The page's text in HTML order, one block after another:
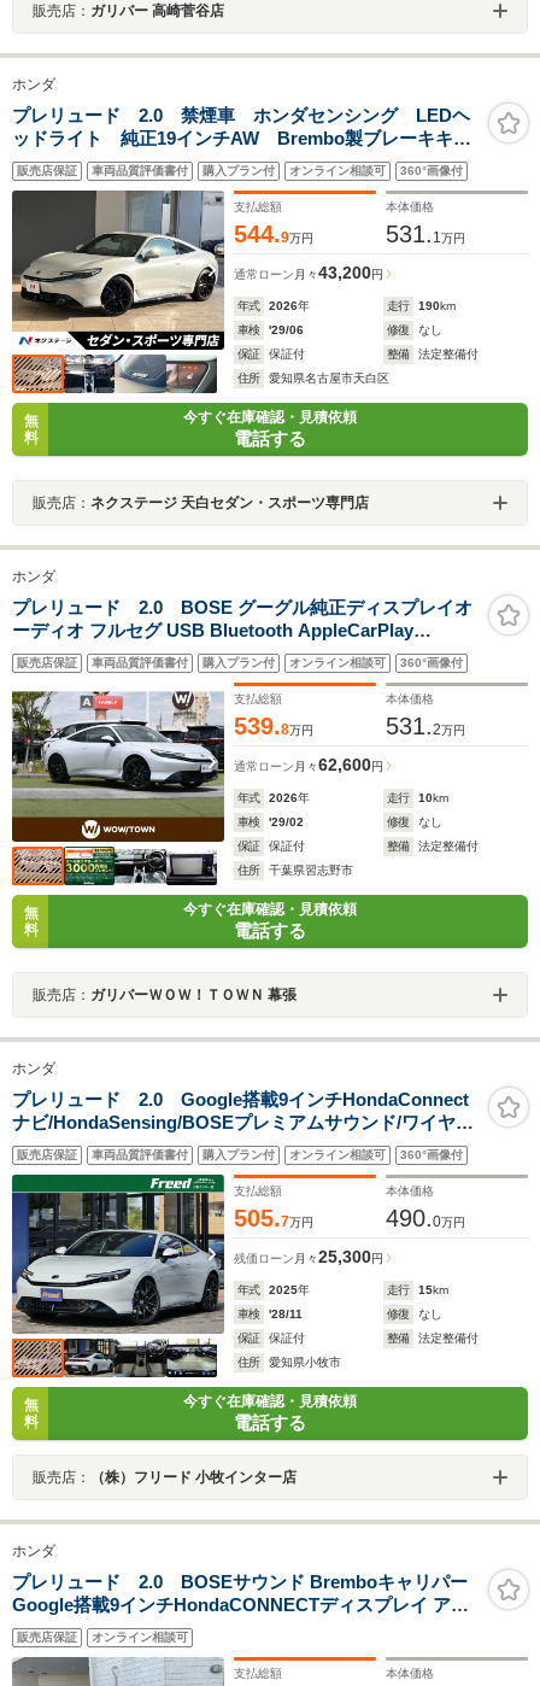
販売店： ガリバー 高崎菅谷店
ホンダ
プレリュード 2.0 禁煙車 ホンダセンシング LEDヘ
ッドライト 純正19インチAW Brembo製ブレーキキャ
リパー パドルシフト スエードコンビシート BOSEサ
ウンド HondaCONNECTディスプレー
販売店保証 車両品質評価書付 購入プラン付 オンライン相談可 360°画像付
支払総額
544.9万円
本体価格
531. 1万円
通常ローン 月々43,200円
年式 2026年 走行 190km
車検
'29/06 修復
なし
保証
保証付 整備
法定整備付
住所
愛知県名古屋市天白区
無
料
今すぐ在庫確認・見積依頼
電話する
販売店： ネクステージ 天白セダン・スポーツ専門店
ホンダ
プレリュード 2.0 BOSE グーグル純正ディスプレイオ
ーディオ フルセグ USB Bluetooth AppleCarPlay
Androidauto バックカメラ 本革 ホンダセンシング ETC
BSI ワイヤレス充電 プラズマクラスター 前席シートヒー
ター
販売店保証 車両品質評価書付 購入プラン付 オンライン相談可 360°画像付
支払総額
539.8万円
本体価格
531.2万円
通常ローン 月々62,600円
年式 2026年 走行 10km
車検
'29/02 修復
なし
保証
保証付 整備
法定整備付
住所
千葉県習志野市
無
料
今すぐ在庫確認・見積依頼
電話する
販売店： ガリバーＷＯＷ！ＴＯＷＮ 幕張
ホンダ
プレリュード 2.0 Google搭載9インチHondaConnect
ナビ/HondaSensing/BOSEプレミアムサウンド/ワイヤレ
ス充電/ブラックレザーシート/シートヒータ/Bremboブレ
ーキ/19インチAW/バックカメラ/ビルトインETC
販売店保証 車両品質評価書付 購入プラン付 オンライン相談可 360°画像付
支払総額
505.7万円
本体価格
490.0万円
残価ローン 月々25,300円
年式 2025年 走行 15km
車検
'28/11 修復
なし
保証
保証付 整備
法定整備付
住所
愛知県小牧市
無
料
今すぐ在庫確認・見積依頼
電話する
販売店： （株）フリード 小牧インター店
ホンダ
プレリュード 2.0 BOSEサウンド Bremboキャリパー
Google搭載9インチHondaCONNECTディスプレイ アダ
プティブクルーズコントロール デジタルメーター ワイヤ
レス充電 本革シート ETC 1オーナー ホンダセンシング 禁
煙車
販売店保証 オンライン相談可
支払総額 本体価格